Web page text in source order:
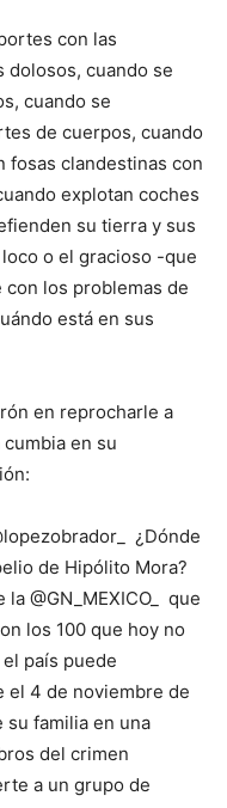
con las
dolosos, cuando se
cuando se
de cuerpos, cuando
fosas clandestinas con
explotan coches
su tierra y sus
o el gracioso -que
los problemas de
está en sus
en reprocharle a
en su
¿Dónde
de Hipólito Mora?
@GN_MEXICO_ que
los 100 que hoy no
país puede
el 4 de noviembre de
su familia en una
del crimen
a un grupo de